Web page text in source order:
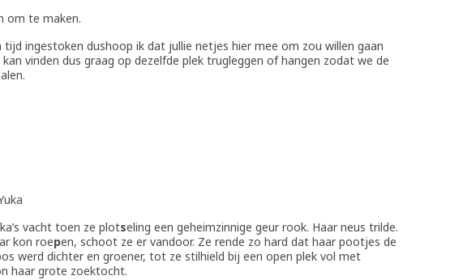
om te maken.
ingestoken dushoop ik dat jullie netjes hier mee om zou willen gaan
vinden dus graag op dezelfde plek trugleggen of hangen zodat we de
vacht toen ze plotseling een geheimzinnige geur rook. Haar neus trilde.
kon roepen, schoot ze er vandoor. Ze rende zo hard dat haar pootjes de
werd dichter en groener, tot ze stilhield bij een open plek vol met
haar grote zoektocht.